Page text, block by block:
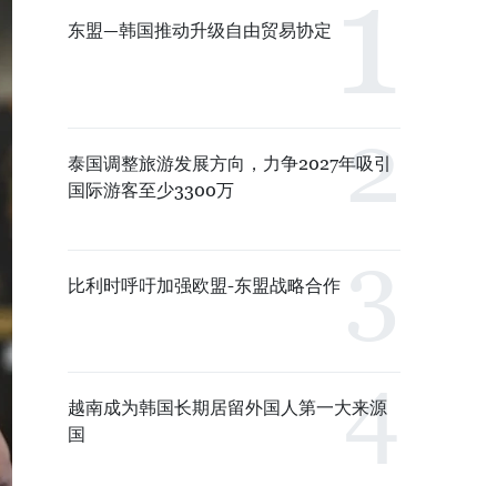
东盟—韩国推动升级自由贸易协定
泰国调整旅游发展方向，力争2027年吸引
国际游客至少3300万
比利时呼吁加强欧盟-东盟战略合作
越南成为韩国长期居留外国人第一大来源
国